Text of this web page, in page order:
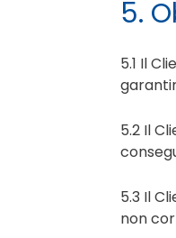
5.
5.1 Il
5.2 Il
5.3 Il
non